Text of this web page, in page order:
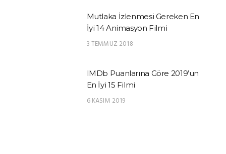
Mutlaka İzlenmesi Gereken En
İyi 14 Animasyon Filmi
3 TEMMUZ 2018
IMDb Puanlarına Göre 2019’un
En İyi 15 Filmi
6 KASIM 2019